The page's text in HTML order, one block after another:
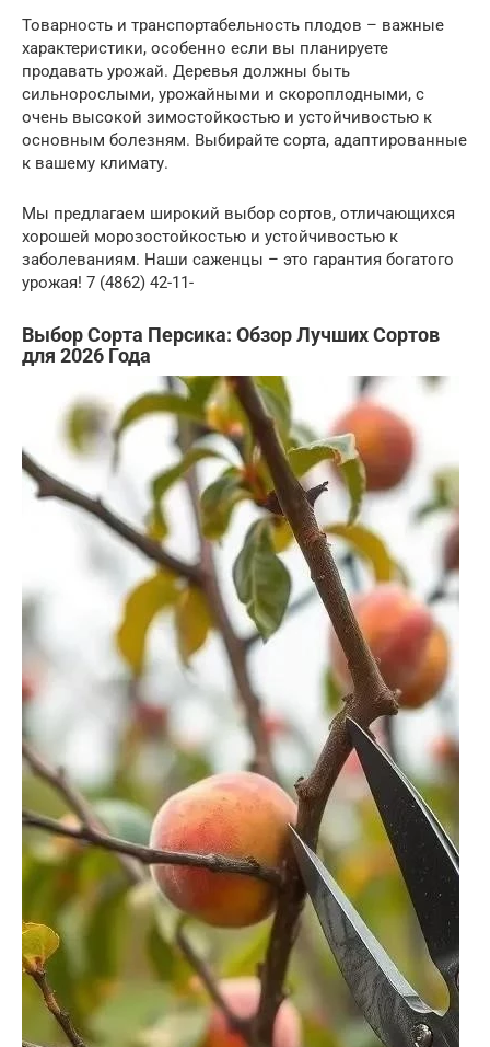
Товарность и транспортабельность плодов – важные
характеристики, особенно если вы планируете
продавать урожай. Деревья должны быть
сильнорослыми, урожайными и скороплодными, с
очень высокой зимостойкостью и устойчивостью к
основным болезням. Выбирайте сорта, адаптированные
к вашему климату.
Мы предлагаем широкий выбор сортов, отличающихся
хорошей морозостойкостью и устойчивостью к
заболеваниям. Наши саженцы – это гарантия богатого
урожая! 7 (4862) 42-11-
Выбор Сорта Персика: Обзор Лучших Сортов
для 2026 Года